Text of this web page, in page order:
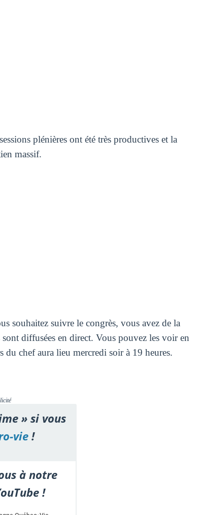
plénières ont été très productives et la
massif.
souhaitez suivre le congrès, vous avez de la
diffusées en direct. Vous pouvez les voir en
du chef aura lieu mercredi soir à 19 heures.
» si vous
vie!
à notre
!